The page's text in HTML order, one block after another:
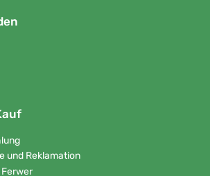
und Reklamation